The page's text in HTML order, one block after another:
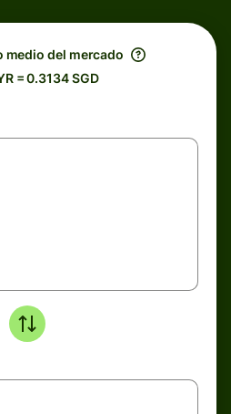
medio del mercado
= 0.3134 SGD